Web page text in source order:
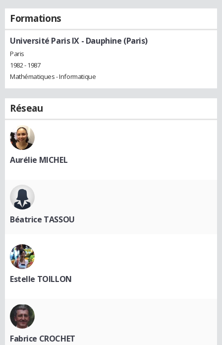
Formations
Université Paris IX - Dauphine (Paris)
Paris
1982 - 1987
Mathématiques - Informatique
Réseau
Aurélie MICHEL
Béatrice TASSOU
Estelle TOILLON
Fabrice CROCHET